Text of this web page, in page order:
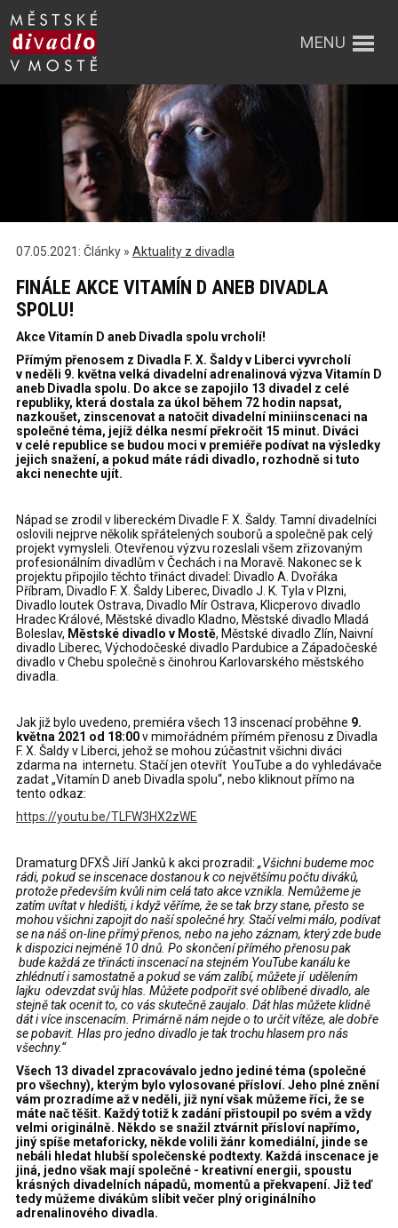
MENU
07.05.2021: Články » Aktuality z divadla
FINÁLE AKCE VITAMÍN D ANEB DIVADLA
SPOLU!
Akce Vitamín D aneb Divadla spolu vrcholí!
Přímým přenosem z Divadla F. X. Šaldy v Liberci vyvrcholí
v neděli 9. května velká divadelní adrenalinová výzva Vitamín D
aneb Divadla spolu. Do akce se zapojilo 13 divadel z celé
republiky, která dostala za úkol během 72 hodin napsat,
nazkoušet, zinscenovat a natočit divadelní miniinscenaci na
společné téma, jejíž délka nesmí překročit 15 minut. Diváci
v celé republice se budou moci v premiéře podívat na výsledky
jejich snažení, a pokud máte rádi divadlo, rozhodně si tuto
akci nenechte ujít.
Nápad se zrodil v libereckém Divadle F. X. Šaldy. Tamní divadelníci
oslovili nejprve několik spřátelených souborů a společně pak celý
projekt vymysleli. Otevřenou výzvu rozeslali všem zřizovaným
profesionálním divadlům v Čechách i na Moravě. Nakonec se k
projektu připojilo těchto třináct divadel: Divadlo A. Dvořáka
Příbram, Divadlo F. X. Šaldy Liberec, Divadlo J. K. Tyla v Plzni,
Divadlo loutek Ostrava, Divadlo Mír Ostrava, Klicperovo divadlo
Hradec Králové, Městské divadlo Kladno, Městské divadlo Mladá
Boleslav, Městské divadlo v Mostě, Městské divadlo Zlín, Naivní
divadlo Liberec, Východočeské divadlo Pardubice a Západočeské
divadlo v Chebu společně s činohrou Karlovarského městského
divadla.
Jak již bylo uvedeno, premiéra všech 13 inscenací proběhne 9.
května 2021 od 18:00v mimořádném přímém přenosu z Divadla
F. X. Šaldy v Liberci, jehož se mohou zúčastnit všichni diváci
zdarma na internetu. Stačí jen otevřít YouTube a do vyhledávače
zadat „Vitamín D aneb Divadla spolu“, nebo kliknout přímo na
tento odkaz:
https://youtu.be/TLFW3HX2zWE
Dramaturg DFXŠ Jiří Janků k akci prozradil: „Všichni budeme moc
rádi, pokud se inscenace dostanou k co největšímu počtu diváků,
protože především kvůli nim celá tato akce vznikla. Nemůžeme je
zatím uvítat v hledišti, i když věříme, že se tak brzy stane, přesto se
mohou všichni zapojit do naší společné hry. Stačí velmi málo, podívat
se na náš on-line přímý přenos, nebo na jeho záznam, který zde bude
k dispozici nejméně 10 dnů. Po skončení přímého přenosu pak
bude každá ze třinácti inscenací na stejném YouTube kanálu ke
zhlédnutí i samostatně a pokud se vám zalíbí, můžete jí udělením
lajku odevzdat svůj hlas. Můžete podpořit své oblíbené divadlo, ale
stejně tak ocenit to, co vás skutečně zaujalo. Dát hlas můžete klidně
dát i více inscenacím. Primárně nám nejde o to určit vítěze, ale dobře
se pobavit. Hlas pro jedno divadlo je tak trochu hlasem pro nás
všechny.“
Všech 13 divadel zpracovávalo jedno jediné téma (společné
pro všechny), kterým bylo vylosované přísloví. Jeho plné znění
vám prozradíme až v neděli, již nyní však můžeme říci, že se
máte nač těšit. Každý totiž k zadání přistoupil po svém a vždy
velmi originálně. Někdo se snažil ztvárnit přísloví napřímo,
jiný spíše metaforicky, někde volili žánr komediální, jinde se
nebáli hledat hlubší společenské podtexty. Každá inscenace je
jiná, jedno však mají společné - kreativní energii, spoustu
krásných divadelních nápadů, momentů a překvapení. Již teď
tedy můžeme divákům slíbit večer plný originálního
adrenalinového divadla.